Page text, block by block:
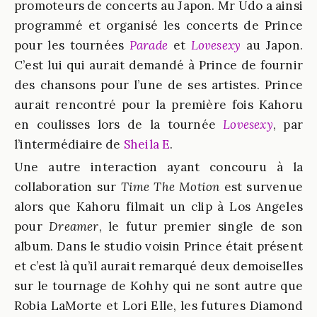
promoteurs de concerts au Japon. Mr Udo a ainsi
programmé et organisé les concerts de Prince
pour les tournées Parade et Lovesexy au Japon.
C’est lui qui aurait demandé à Prince de fournir
des chansons pour l’une de ses artistes. Prince
aurait rencontré pour la première fois Kahoru
en coulisses lors de la tournéeLovesexy, par
l’intermédiaire de Sheila E.
Une autre interaction ayant concouru à la
collaboration sur Time The Motion est survenue
alors que Kahoru filmait un clip à Los Angeles
pourDreamer, le futur premier single de son
album. Dans le studio voisin Prince était présent
et c’est là qu’il aurait remarqué deux demoiselles
sur le tournage de Kohhy qui ne sont autre que
Robia LaMorte et Lori Elle, les futures Diamond